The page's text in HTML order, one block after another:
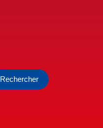
Rechercher